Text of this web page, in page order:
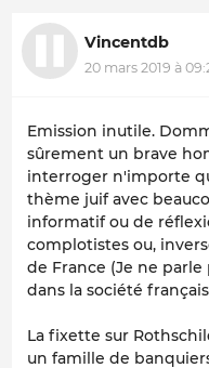
Vincentdb
20 mars 2019 à
Emission inutile.
sûrement un brave
interroger n'importe
thème juif avec
informatif ou de
complotistes ou,
de France (Je ne parle
dans la société
La fixette sur
un famille de